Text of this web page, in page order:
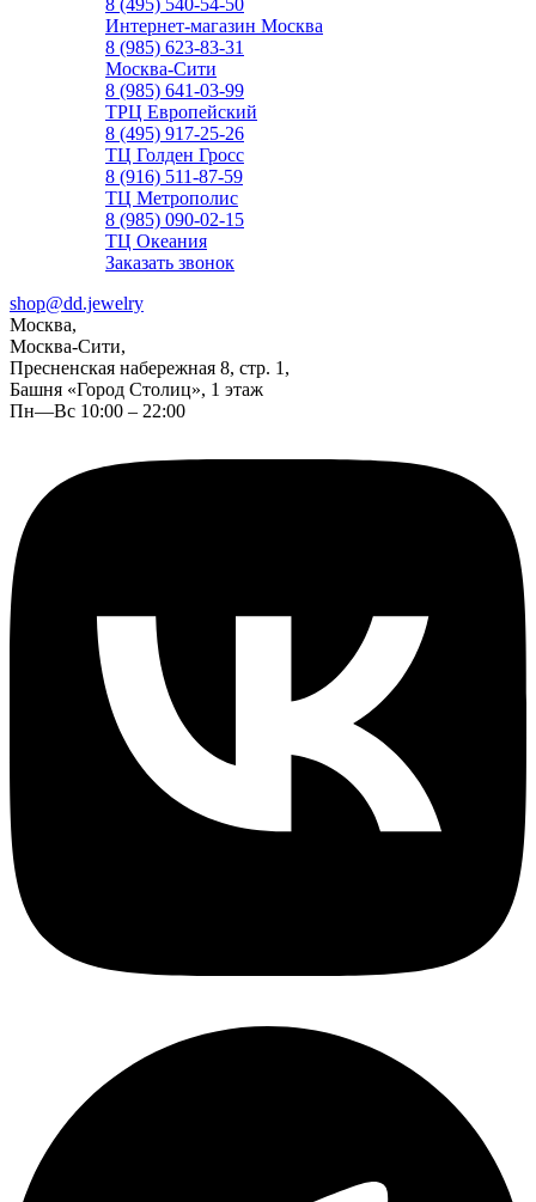
8 (495) 540-54-50
Интернет-магазин Москва
8 (985) 623-83-31
Москва-Сити
8 (985) 641-03-99
ТРЦ Европейский
8 (495) 917-25-26
ТЦ Голден Гросс
8 (916) 511-87-59
ТЦ Метрополис
8 (985) 090-02-15
ТЦ Океания
Заказать звонок
shop@dd.jewelry
Москва,
Москва-Сити,
Пресненская набережная 8, стр. 1,
Башня «Город Столиц», 1 этаж
Пн—Вс 10:00 – 22:00